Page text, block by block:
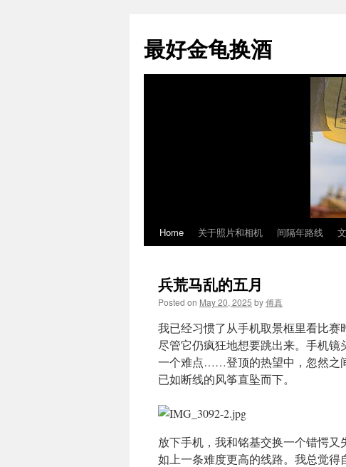
最好金龟换酒
Skip
content
Home 关于照片和相机 间隔年路线
兵荒马乱的五月
Posted on May 20, 2025 by傅真
我已经习惯了从手机取景框里看比
尽管它仍疯狂地想要跳出来。手机镜
一个难点……登顶的热望中，忽然之
已如断线的风筝直坠而下。
放下手机，我和铭基交换一个错愕
如上一条难度更高的线路。我总觉